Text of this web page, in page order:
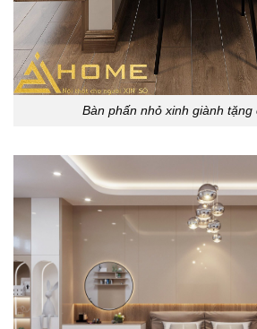
Bàn phấn nhỏ xinh giành tặng